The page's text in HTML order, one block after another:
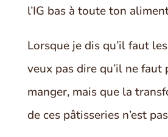
l’IG bas à toute ton
Lorsque je dis qu’il faut
veux pas dire qu’il ne faut
manger, mais que la
de ces pâtisseries n’est